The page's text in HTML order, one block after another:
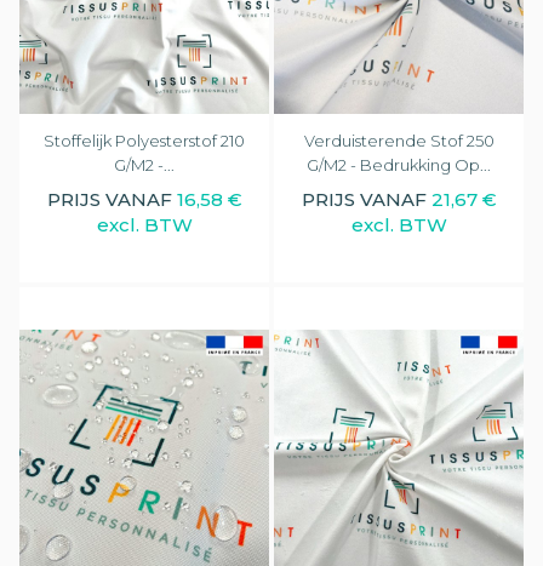
Stoffelijk Polyesterstof 210
G/m2 -...
PRIJS VANAF 16,58 €
excl. BTW
Verduisterende Stof 250
G/m2 - Bedrukking Op...
PRIJS VANAF 21,67 €
excl. BTW